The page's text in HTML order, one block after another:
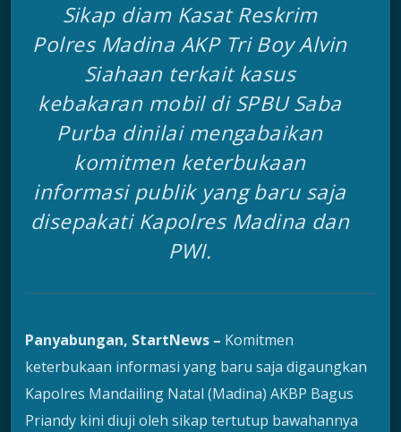
Sikap diam Kasat Reskrim
Polres Madina AKP Tri Boy Alvin
Siahaan terkait kasus
kebakaran mobil di SPBU Saba
Purba dinilai mengabaikan
komitmen keterbukaan
informasi publik yang baru saja
disepakati Kapolres Madina dan
PWI.
Panyabungan, StartNews – Komitmen
keterbukaan informasi yang baru saja digaungkan
Kapolres Mandailing Natal (Madina) AKBP Bagus
Priandy kini diuji oleh sikap tertutup bawahannya